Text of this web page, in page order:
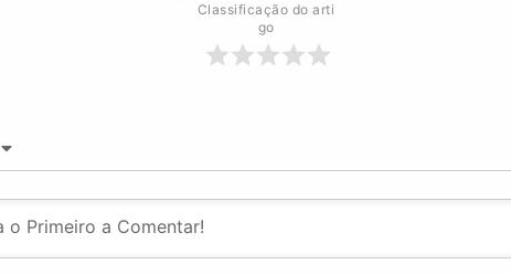
Classificação do arti
go